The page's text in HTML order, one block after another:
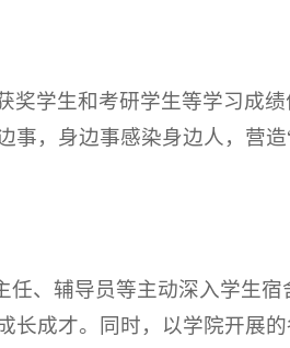
学生和考研学生等学习成
，身边事感染身边人，营
、辅导员等主动深入学生
长成才。同时，以学院开展